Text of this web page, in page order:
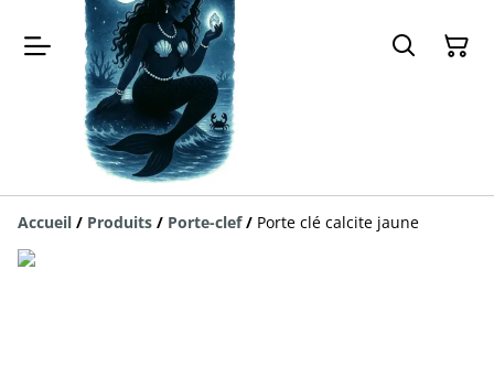
Accueil / Produits / Porte-clef / Porte clé calcite jaune